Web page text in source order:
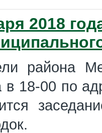
2018
района
в 18-00 по